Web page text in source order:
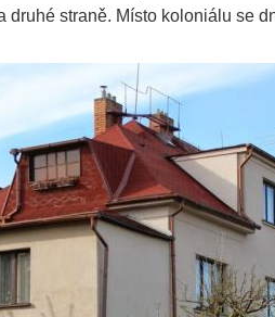
druhé straně. Místo koloniálu se